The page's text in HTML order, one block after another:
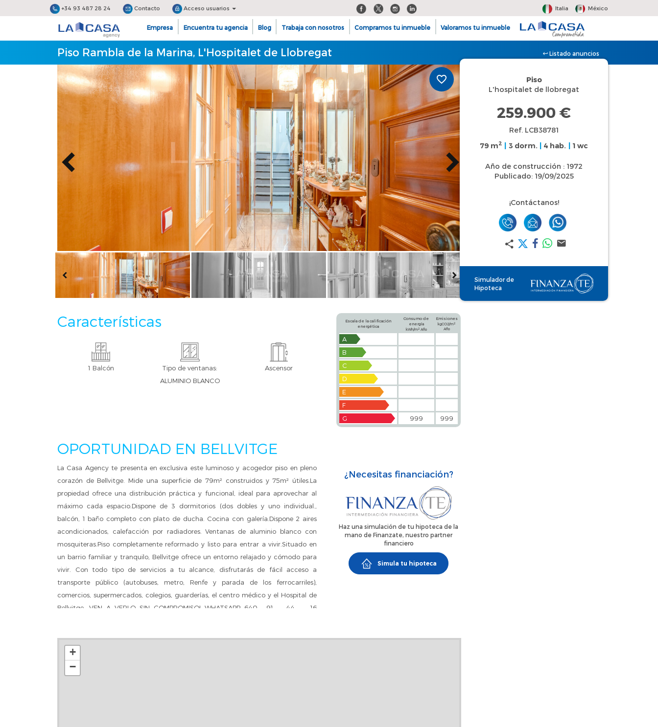
+34 93 487 28 24 Contacto Acceso usuarios Italia México
Empresa Encuentra tu agencia Blog Trabaja con nosotros Compramos tu inmueble Valoramos tu inmueble
Piso Rambla de la Marina, L'Hospitalet de Llobregat Listado anuncios
Características
1 Balcón
Tipo de ventanas:
ALUMINIO BLANCO
Ascensor
Escala de la calificación
energética
Consumo de
energía
kWh/m2Año
Emisiones
kgCO2/m2
Año
A
B
C
D
E
F
G
999 999
OPORTUNIDAD EN BELLVITGE
La Casa Agency te presenta en exclusiva este luminoso y acogedor piso en pleno
corazón de Bellvitge. Mide una superficie de 79m² construidos y 75m² útiles.La
propiedad ofrece una distribución práctica y funcional, ideal para aprovechar al
máximo cada espacio.Dispone de 3 dormitorios (dos dobles y uno individual.,
balcón, 1 baño completo con plato de ducha. Cocina con galería.Dispone 2 aires
acondicionados, calefacción por radiadores. Ventanas de aluminio blanco con
mosquiteras.Piso completamente reformado y listo para entrar a vivir.Situado en
un barrio familiar y tranquilo, Bellvitge ofrece un entorno relajado y cómodo para
vivir. Con todo tipo de servicios a tu alcance, disfrutarás de fácil acceso a
transporte público (autobuses, metro, Renfe y parada de los ferrocarriles),
comercios, supermercados, colegios, guarderías, el centro médico y el Hospital de
Bellvitge. VEN A VERLO SIN COMPROMISO! WHATSAPP 640. _91 _. 44_.. . 16
ayudamos. ¿Necesitas asesoramiento financiero? Nuestros asesores financieros
profesionales te orientarán sin compromiso en el trámite de hipotecas ¡DE MANERA
¿Necesitas financiación?
Haz una simulación de tu hipoteca de la
mano de Finanzate, nuestro partner
financiero
Simula tu hipoteca
+
−
Piso
L'hospitalet de llobregat
259.900 €
Ref. LCB38781
79 m2 3 dorm. 4 hab. 1 wc
Año de construcción : 1972
Publicado: 19/09/2025
¡Contáctanos!
Simulador de
Hipoteca